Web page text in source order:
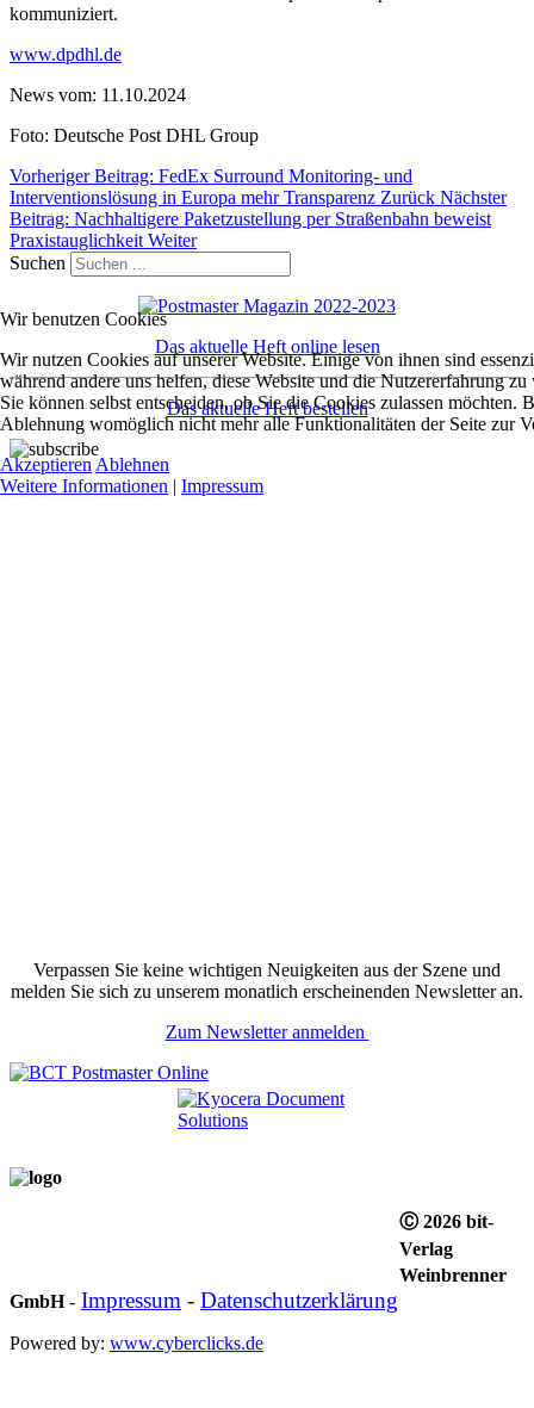
kommuniziert.
www.dpdhl.de
News vom: 11.10.2024
Foto: Deutsche Post DHL Group
Vorheriger Beitrag: FedEx Surround Monitoring- und
Interventionslösung in Europa mehr Transparenz Zurück Nächster
Beitrag: Nachhaltigere Paketzustellung per Straßenbahn beweist
Praxistauglichkeit Weiter
Suchen
Das aktuelle Heft online lesen
Das aktuelle Heft bestellen
Verpassen Sie keine wichtigen Neuigkeiten aus der Szene und
melden Sie sich zu unserem monatlich erscheinenden Newsletter an.
Zum Newsletter anmelden
Ⓒ 2026 bit-
Verlag
Weinbrenner
GmbH- Impressum - Datenschutzerklärung
Powered by: www.cyberclicks.de
Wir benutzen Cookies
Wir nutzen Cookies auf unserer Website. Einige von ihnen sind
während andere uns helfen, diese Website und die Nutzererfahrung
Sie können selbst entscheiden, ob Sie die Cookies zulassen möchten.
Ablehnung womöglich nicht mehr alle Funktionalitäten der Seite zur
Akzeptieren Ablehnen
Weitere Informationen | Impressum